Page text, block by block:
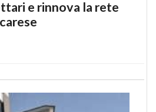
e rinnova la rete